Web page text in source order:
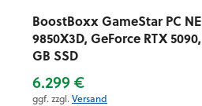
BoostBoxx GameStar PC
9850X3D, GeForce RTX
GB SSD
6.299 €
ggf. zzgl. Versand